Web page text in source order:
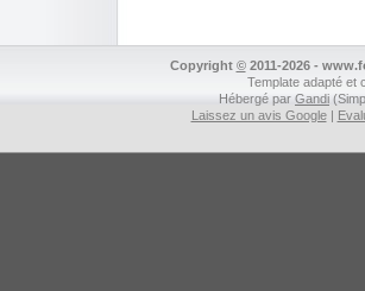
Copyright ©2011-2026 -
Template adapté et
Hébergé par Gandi
Laissez un avis Google|